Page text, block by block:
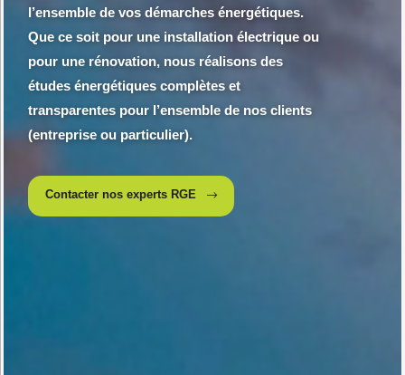
l’ensemble de vos démarches énergétiques.
Que ce soit pour une installation électriqueou
pour une rénovation, nous réalisons des
études énergétiques complètes et
transparentes pour l’ensemble de nos clients
(entreprise ou particulier).
Contacter nos experts RGE